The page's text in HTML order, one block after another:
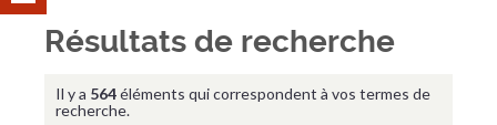
Résultats de recherche
Il y a 564éléments qui correspondent à vos termes de
recherche.